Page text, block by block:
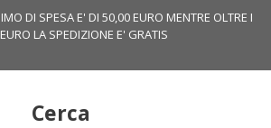
DI SPESA E' DI 50,00 EURO MENTRE OLTRE I
LA SPEDIZIONE E' GRATIS
Cerca